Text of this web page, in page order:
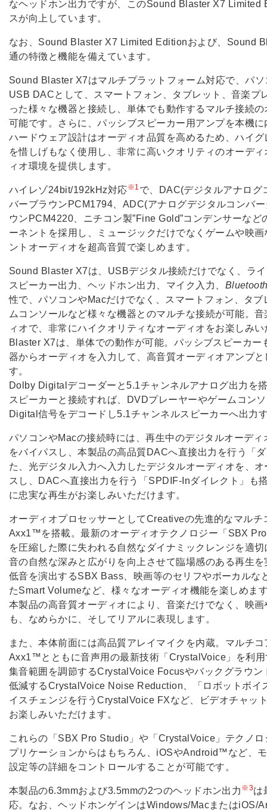
なヘッドホン出力ですが、このSound Blaster X7 Limited
スが向上しています。
なお、Sound Blaster X7 Limited Editionおよび、Sound
通の特徴と機能を備えています。
Sound Blaster X7はマルチプラットフォーム対応で、パ
USB DACとして、スマートフォン、タブレット、音楽プ
った様々な機器と接続し、単体でも動作するマルチ接続
可能です。さらに、パッシブスピーカー用アンプを本機
ハードウェア設計はオーディオ品質を高めるため、ハイ
を惜しげもなく使用し、非常に高いクオリティのオーデ
ィオ環境を提供します。
ハイレゾ24bit/192kHz対応※1 で、DAC(デジタルアナロ
バーブラウンPCM1794、ADC(アナログデジタルコンバ
ウンPCM4220、ニチコン製”Fine Gold”コンデンサーな
ーネントを採用し、ミュージックだけでなくゲームや映
ントオーディオを超高音質で楽しめます。
Sound Blaster X7は、USBデジタル接続だけでなく、ラ
スピーカー出力、ヘッドホン出力、マイク入力、
性で、パソコンやMacだけでなく、スマートフォン、タ
ムコンソールなど様々な機器とのマルチな接続が可能。
ィオで、非常にハイクオリティなオーディオをお楽しみ
Blaster X7は、単体での動作が可能。パッシブスピーカー
器からオーディオを入力して、高音質オーディオアンプ
す。
Dolby Digitalデコーダーと5.1チャンネルアナログ出力を
スピーカーと接続すれば、DVDプレーヤーやゲームコン
Digital信号をデコードし5.1チャンネルスピーカーへ出力
パソコンやMacの接続時には、再生中のデジタルオーデ
をバイパスし、本製品の高品質DACへ直接出力を行う「
た、光デジタル入力へ入力したデジタルオーディオを、
スし、DACへ直接出力を行う「SPDIF-Inダイレクト」も
に忠実な再生がお楽しみいただけます。
オーディオプロセッサーとしてCreativeの先進的なマル
Axx1™を搭載。最新のオーディオテクノロジー「SBX
を圧縮した際に失われる自然なダイナミックレンジを適
音の自然な深みと広がりを向上させて臨場感のある再生
低音を演出するSBX Bass、映画等のセリフやボーカル
たSmart Volumeなど、様々なオーディオ機能を楽しめま
本製品の高音質オーディオにより、音楽だけでなく、映
も、なめらかに、そしてリアルに表現します。
また、本体前面には高品質アレイマイクを内蔵。マルチ
Axx1™とともに音声用の最新技術「CrystalVoice」を利
集音範囲を調節するCrystalVoice Focusやバックグラウ
低減するCrystalVoice Noise Reduction、「ロボットボイ
イスチェンジを行うCrystalVoice FXなど、ビデオチャッ
お楽しみいただけます。
これらの「SBX Pro Studio」や「CrystalVoice」テクノ
プリケーションからはもちろん、iOSやAndroid™など、
設定等の詳細をコントロールすることが可能です。
本製品の6.3mmおよび3.5mmの2つのヘッドホン出力 ※3は
応。なお、ヘッドホンゲインはWindows/MacまたはiOS/